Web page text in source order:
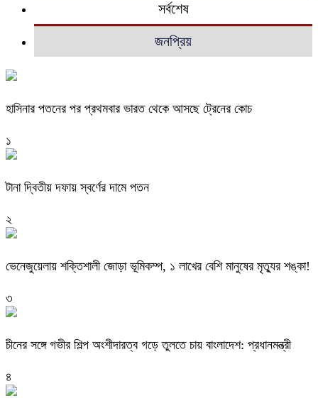
সর্বশেষ
জনপ্রিয়
হাসিনার পতনের পর প্রথমবার ভারত থেকে আসছে ট্রেনের কোচ
১
টানা দ্বিতীয় দফায় স্বর্ণের দামে পতন
২
ভেনেজুয়েলায় শক্তিশালী জোড়া ভূমিকম্প, ১ লাখের বেশি মানুষের মৃত্যুর শঙ্কা!
৩
চীনের সঙ্গে গভীর শিল্প অংশীদারত্ব গড়ে তুলতে চায় বাংলাদেশ: প্রধানমন্ত্রী
৪